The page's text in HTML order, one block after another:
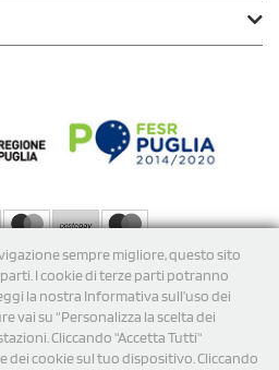
sempre migliore, questo sito
I cookie di terze parti potranno
la nostra Informativa sull’uso dei
vai su “Personalizza la scelta dei
Cliccando "Accetta Tutti"
dei cookie sul tuo dispositivo. Cliccando